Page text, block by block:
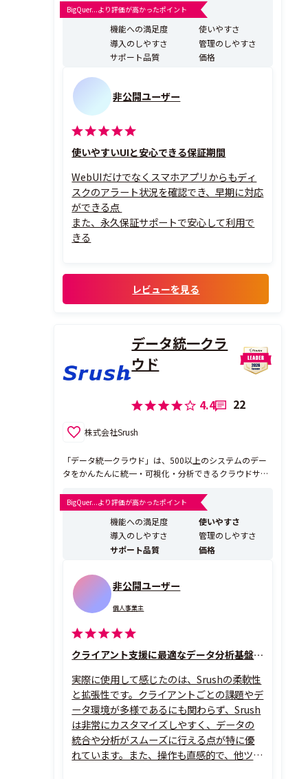
ーズ」はAI、リアルタイムデータ分析などの大規模ワー
クロードに特化したファイル・オブジェクトストレージ
ソリューションを提供。これらの...
BigQuer...より評価が高かったポイント
機能への満足度
使いやすさ
導入のしやすさ
管理のしやすさ
サポート品質
価格
非公開ユーザー
使いやすいUIと安心できる保証期間
WebUIだけでなくスマホアプリからもディ
スクのアラート状況を確認でき、早期に対応
ができる点
また、永久保証サポートで安心して利用で
きる
レビューを見る
データ統一クラ
ウド
4.4 22
株式会社Srush
「データ統一クラウド」は、500以上のシステムのデー
タをかんたんに統一・可視化・分析できるクラウドサー
クリックだけでデータを接続・分析することが可能で
す。従来のBIツールとちがい、導入初日から分析に着手
でき、継続率99%以上の画期的なサービスです。 【こん
BigQuer...より評価が高かったポイント
機能への満足度
使いやすさ
導入のしやすさ
管理のしやすさ
サポート品質
価格
非公開ユーザー
個人事業主
クライアント支援に最適なデータ分析基盤、柔軟かつ拡張性抜群
実際に使用して感じたのは、Srushの柔軟性
と拡張性です。クライアントごとの課題やデ
ータ環境が多様であるにも関わらず、Srush
は非常にカスタマイズしやすく、データの
統合や分析がスムーズに行える点が特に優
れています。また、操作も直感的で、他ツー